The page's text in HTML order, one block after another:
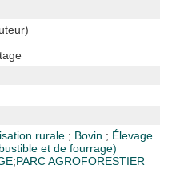
rurale ; Bovin ; Élevage
et de fourrage)
;PARC AGROFORESTIER